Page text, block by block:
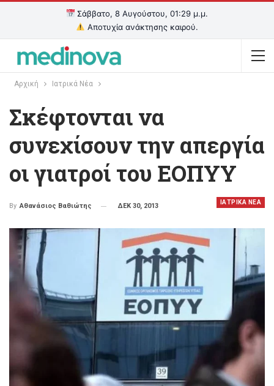
Σάββατο, 8 Αυγούστου, 01:29 μ.μ.
Αποτυχία ανάκτησης καιρού.
Αρχική Ιατρικά Νέα
Σκέφτονται να
συνεχίσουν την απεργία
οι γιατροί του ΕΟΠΥΥ
ΙΑΤΡΙΚΑ ΝΕΑ
By Αθανάσιος Βαθιώτης ΔΕΚ 30, 2013